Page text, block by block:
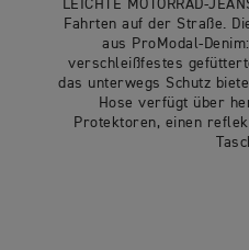
LEICHTE MOTORRAD-
Fahrten auf der Straße.
aus ProModal-
verschleißfestes
das unterwegs Schutz
Hose verfügt über
Protektoren, einen